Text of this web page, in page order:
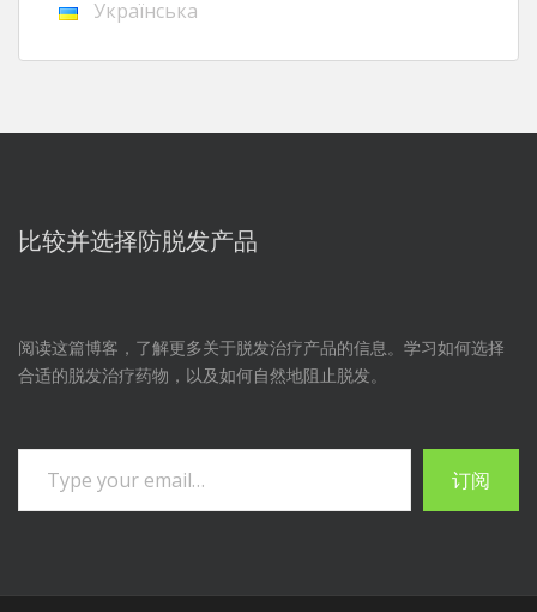
Українська
比较并选择防脱发产品
阅读这篇博客，了解更多关于脱发治疗产品的信息。学习如何选择
合适的脱发治疗药物，以及如何自然地阻止脱发。
输入您的电子邮件地址……
订阅